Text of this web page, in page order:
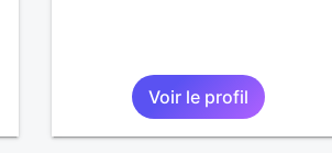
Voir le profil